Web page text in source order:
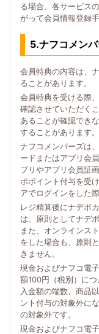
る場合、各サービス
がって会員情報登録
5.ナフコメン
会員特典の内容は、
ることがあります。
会員特典を受ける際
確認させていただく
あることが確認でき
することがあります。
ナフコメンバーズは
ードまたはアプリ会
プリやアプリ会員証
ポポイント付与を受
アでログインをした
レジ精算後にナデポ
は、原則としてナデ
また、オンラインス
をした場合も、原則
きません。
現金およびナフコ電
額100円（税別）に
入金額の端数、商品
ント付与の対象外に
の対象外です。
現金およびナフコ電